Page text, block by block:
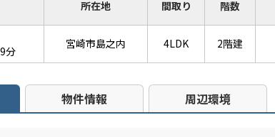
所在地 間取り 階数
分
宮崎市島之内 4LDK 2階建
物件情報 周辺環境